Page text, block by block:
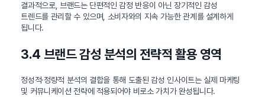
결과적으로, 브랜드는 단편적인 감정 반응이 아닌 장기적인 감성
트렌드를 관리할 수 있으며, 소비자와의 지속 가능한 관계를 설계하게
됩니다.
3.4 브랜드 감성 분석의 전략적 활용 영역
정성적·정량적 분석의 결합을 통해 도출된 감성 인사이트는 실제 마케팅
및 커뮤니케이션 전략에 적용되어야 비로소 가치가 완성됩니다.